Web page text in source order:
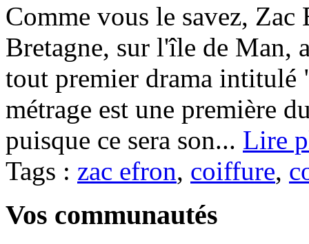
Comme vous le savez,
Bretagne, sur l'île de Man,
tout premier drama intitulé
métrage est une première
puisque ce sera son... Lire
Tags : zac efron, coiffure,
Vos communautés